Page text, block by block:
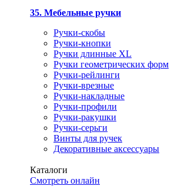
35. Мебельные ручки
Ручки-скобы
Ручки-кнопки
Ручки длинные XL
Ручки геометрических форм
Ручки-рейлинги
Ручки-врезные
Ручки-накладные
Ручки-профили
Ручки-ракушки
Ручки-серьги
Винты для ручек
Декоративные аксессуары
Каталоги
Смотреть онлайн